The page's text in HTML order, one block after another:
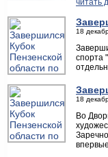
читать
18
спорта
18
Во